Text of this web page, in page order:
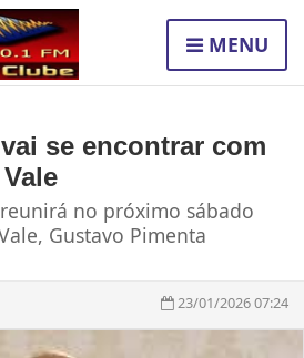
MENU
se encontrar com
no próximo sábado
Gustavo Pimenta
23/01/2026 07:24